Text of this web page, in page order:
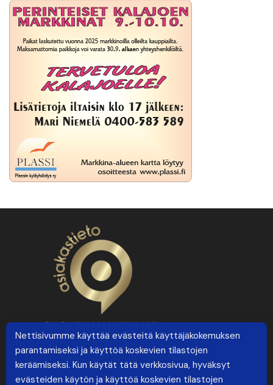
Nettisivumme käyttää evästeitä käyttäjäkokemuksen
parantamiseksi ja käyttöä koskevien tilastojen
keräämiseksi. Kun käytät tätä verkkosivua, hyväksyt
evästeiden käytön ja käyttöä koskevien tilastojen